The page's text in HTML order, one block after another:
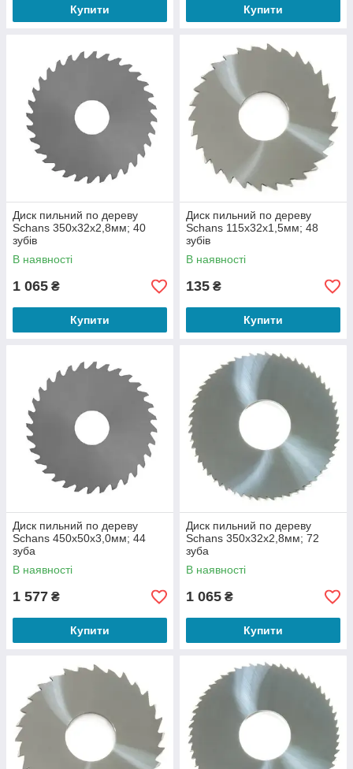
Купити Купити
Диск пильний по дереву
Schans 350х32х2,8мм; 40
зубів
В наявності
1 065 ₴
Купити
Диск пильний по дереву
Schans 115х32х1,5мм; 48
зубів
В наявності
135 ₴
Купити
Диск пильний по дереву
Schans 450х50х3,0мм; 44
зуба
В наявності
1 577 ₴
Купити
Диск пильний по дереву
Schans 350х32х2,8мм; 72
зуба
В наявності
1 065 ₴
Купити